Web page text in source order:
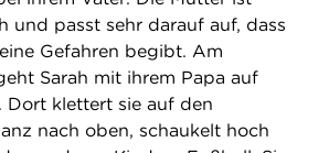
und passt sehr darauf auf, dass
Gefahren begibt. Am
Sarah mit ihrem Papa auf
Dort klettert sie auf den
nach oben, schaukelt hoch